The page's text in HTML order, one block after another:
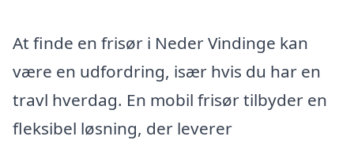
At finde en frisør i Neder Vindinge kan
være en udfordring, især hvis du har en
travl hverdag. En mobil frisør tilbyder en
fleksibel løsning, der leverer